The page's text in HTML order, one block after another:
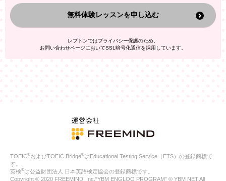
なお、この利用目的を超えた個人情報の取扱いは行いません。ま
た、これ以外の目的で個人情報を利用することはありません。
人情報を、本人が特定されないデータに不可逆変換した上で第三
者広告配信事業者においてマッチングを行い、その結果に基づい
ご本人の同意がある場合
法令に基づく場合
人の生命、身体または財産の保護のために必要がある場合であ
公衆衛生の向上または児童の健全な育成の推進のために特に必
合
無料体験レッスンを申し込む
レプトンではプライバシー保護のため、
お問い合わせページにおいてSSL暗号化通信を採用しています。
TOEIC®およびTOEIC Bridge®はEducational Testing Service（ETS）の登録商標で
す。
英検®は公益財団法人 日本英語検定協会の登録商標です。
Copyright © 2020 FREEMIND, Inc.“YBM ENGLOO PROGRAM” © YBM NET All